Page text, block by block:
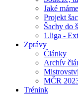
Jaké
Projekt
Šachy do
1.liga -
Zprávy
Články
Archív
MČR
Trénink